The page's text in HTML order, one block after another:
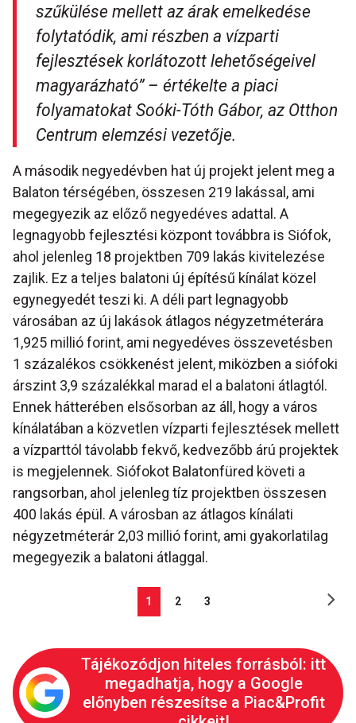
szűkülése mellett az árak emelkedése
folytatódik, ami részben a vízparti
fejlesztések korlátozott lehetőségeivel
magyarázható” – értékelte a piaci
folyamatokat Soóki-Tóth Gábor, az Otthon
Centrum elemzési vezetője.
A második negyedévben hat új projekt jelent meg a
Balaton térségében, összesen 219 lakással, ami
megegyezik az előző negyedéves adattal. A
legnagyobb fejlesztési központ továbbra is Siófok,
ahol jelenleg 18 projektben 709 lakás kivitelezése
zajlik. Ez a teljes balatoni új építésű kínálat közel
egynegyedét teszi ki. A déli part legnagyobb
városában az új lakások átlagos négyzetméterára
1,925 millió forint, ami negyedéves összevetésben
1 százalékos csökkenést jelent, miközben a siófoki
árszint 3,9 százalékkal marad el a balatoni átlagtól.
Ennek hátterében elsősorban az áll, hogy a város
kínálatában a közvetlen vízparti fejlesztések mellett
a vízparttól távolabb fekvő, kedvezőbb árú projektek
is megjelennek. Siófokot Balatonfüred követi a
rangsorban, ahol jelenleg tíz projektben összesen
400 lakás épül. A városban az átlagos kínálati
négyzetméterár 2,03 millió forint, ami gyakorlatilag
megegyezik a balatoni átlaggal.
1 2 3
Tájékozódjon hiteles forrásból: itt
megadhatja, hogy a Google
előnyben részesítse a Piac&Profit